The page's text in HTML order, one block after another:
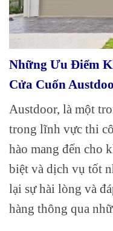
Những Ưu Điểm
Cửa Cuốn
Austdoor, là một
trong lĩnh vực thi
hào mang đến cho
biệt và dịch vụ tốt
lại sự hài lòng và
hàng thông qua